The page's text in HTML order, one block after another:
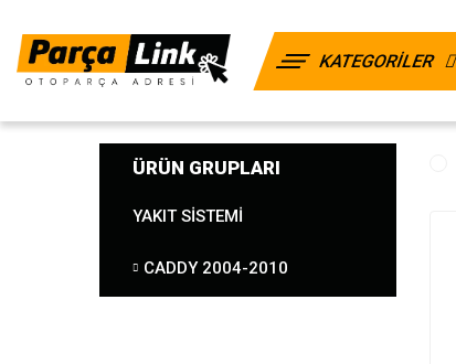
KATEGORİLER
ÜRÜN GRUPLARI
YAKIT SISTEMI
CADDY 2004-2010